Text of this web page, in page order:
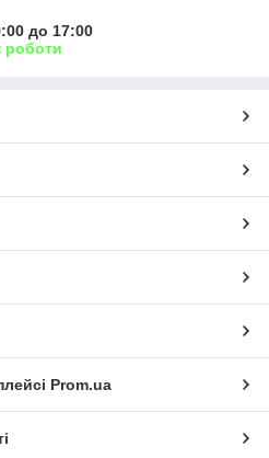
до 17:00
роботи
Prom.ua